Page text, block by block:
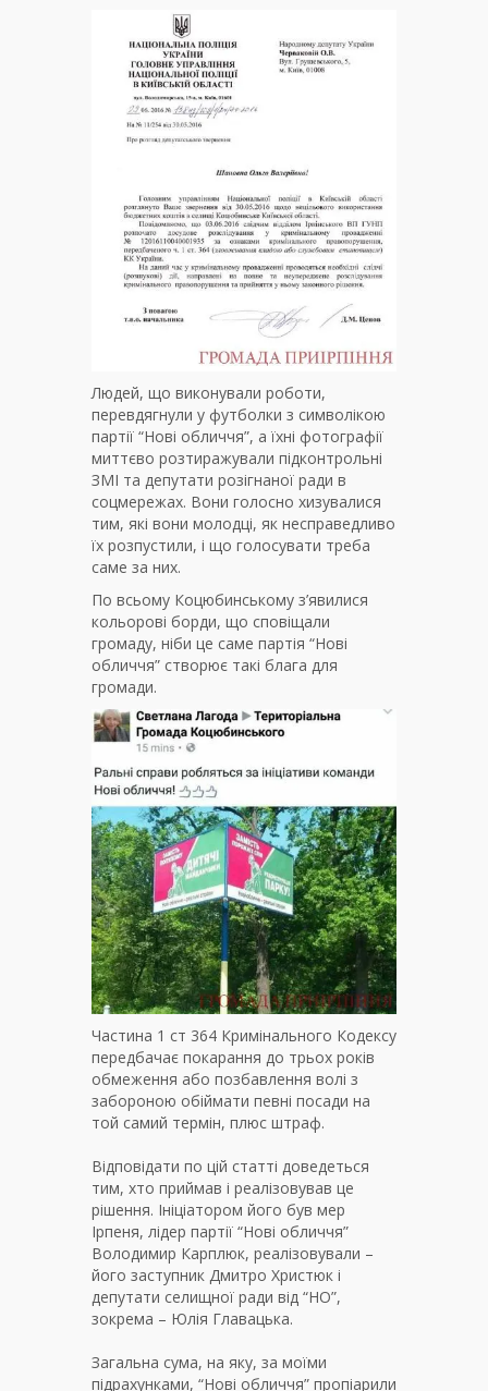
Людей, що виконували роботи,
перевдягнули у футболки з символікою
партії “Нові обличчя”, а їхні фотографії
миттєво розтиражували підконтрольні
ЗМІ та депутати розігнаної ради в
соцмережах. Вони голосно хизувалися
тим, які вони молодці, як несправедливо
їх розпустили, і що голосувати треба
саме за них.
По всьому Коцюбинському з’явилися
кольорові борди, що сповіщали
громаду, ніби це саме партія “Нові
обличчя” створює такі блага для
громади.
Частина 1 ст 364 Кримінального Кодексу
передбачає покарання до трьох років
обмеження або позбавлення волі з
забороною обіймати певні посади на
той самий термін, плюс штраф.
Відповідати по цій статті доведеться
тим, хто приймав і реалізовував це
рішення. Ініціатором його був мер
Ірпеня, лідер партії “Нові обличчя”
Володимир Карплюк, реалізовували –
його заступник Дмитро Христюк і
депутати селищної ради від “НО”,
зокрема – Юлія Главацька.
Загальна сума, на яку, за моїми
підрахунками, “Нові обличчя” пропіарили